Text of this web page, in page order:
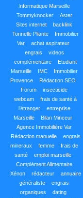
Informatique Marseille
Tommyknocker
Aster
Sites internet
backlink
Tonnelle Pliante
Immobilier
Var
achat aspirateur
engrais
videos
complémentaire
Etudiant
Marseille
IMC
Immobilier
Provence
Rédaction SEO
Forum
insecticide
webcam
frais de santé à
l’étranger
entreprise
Marseille
Bilan Minceur
Agence Immobilière Var
Rédaction manuelle
engrais
mineraux
femme
frais de
santé
emploi marseille
Complément Alimentaire
Xénon
rédacteur
annuaire
généraliste
engrais
organiques
dating